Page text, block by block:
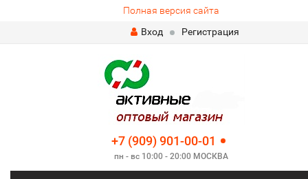
Полная версия сайта
Вход
Регистрация
+7 (909) 901-00-01
пн - вс 10:00 - 20:00 МОСКВА